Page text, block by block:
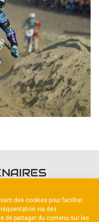
des cookies pour faciliter
via des
de partager du contenu sur les